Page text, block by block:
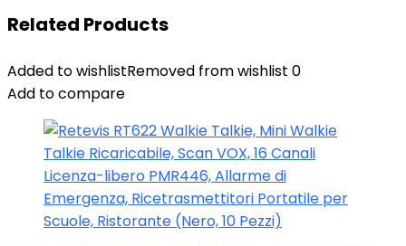
Related Products
Added to wishlistRemoved from wishlist 0
Add to compare